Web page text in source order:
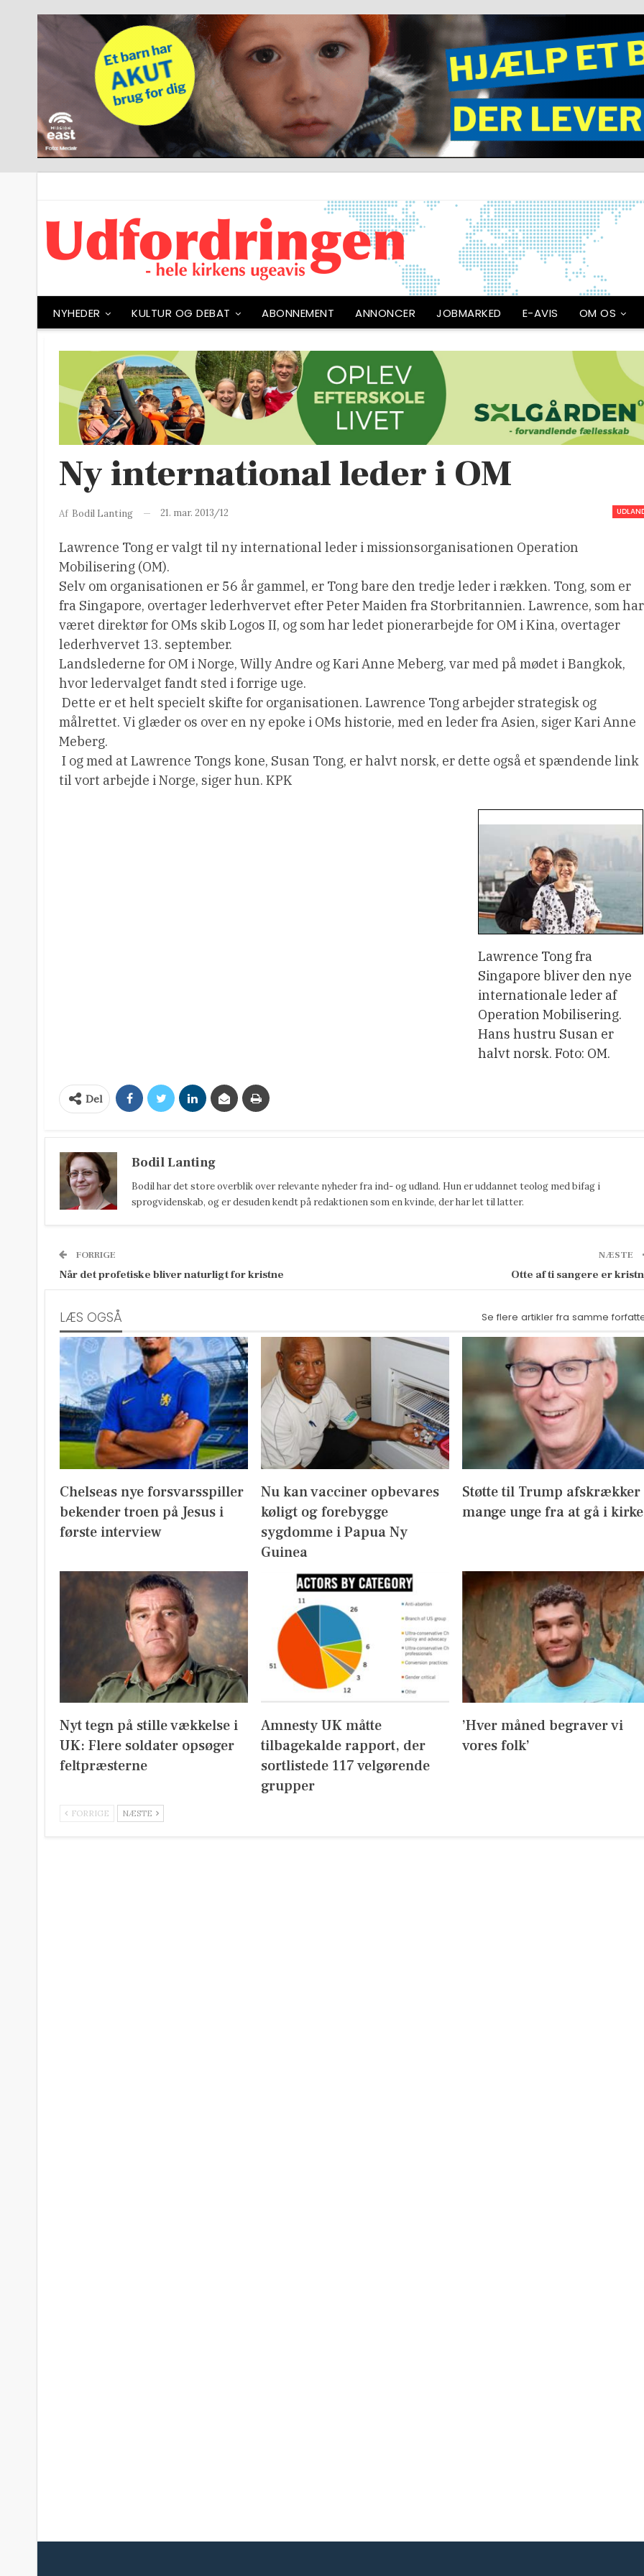
NYHEDER KULTUR OG DEBAT ABONNEMENT ANNONCER JOBMARKED E-AVIS OM OS
Ny international leder i OM
Af Bodil Lanting 21. mar. 2013/12
Lawrence Tong er valgt til ny international leder i missionsorganisationen Operation
Mobilisering (OM).
Selv om organisationen er 56 år gammel, er Tong bare den tredje leder i rækken. Tong, som er
fra Singapore, overtager lederhvervet efter Peter Maiden fra Storbritannien. Lawrence, som har
været direktør for OMs skib Logos II, og som har ledet pionerarbejde for OM i Kina, overtager
lederhvervet 13. september.
Landslederne for OM i Norge, Willy Andre og Kari Anne Meberg, var med på mødet i Bangkok,
hvor ledervalget fandt sted i forrige uge.
 Dette er et helt specielt skifte for organisationen. Lawrence Tong arbejder strategisk og
målrettet. Vi glæder os over en ny epoke i OMs historie, med en leder fra Asien, siger Kari Anne
Meberg.
 I og med at Lawrence Tongs kone, Susan Tong, er halvt norsk, er dette også et spændende link
til vort arbejde i Norge, siger hun. KPK
Lawrence Tong fra
Singapore bliver den nye
internationale leder af
Operation Mobilisering.
Hans hustru Susan er
halvt norsk. Foto: OM.
Del
Bodil Lanting
Bodil har det store overblik over relevante nyheder fra ind- og udland. Hun er uddannet teolog med bifag i
sprogvidenskab, og er desuden kendt på redaktionen som en kvinde, der har let til latter.
FORRIGE
Når det profetiske bliver naturligt for kristne
NÆSTE
Otte af ti sangere er
LÆS OGSÅ Se flere artikler fra samme
Chelseas nye forsvarsspiller
bekender troen på Jesus i
første interview
Nu kan vacciner opbevares
køligt og forebygge
sygdomme i Papua Ny
Guinea
Støtte til Trump afskrækker
mange unge fra at gå i kirke
Nyt tegn på stille vækkelse i
UK: Flere soldater opsøger
feltpræsterne
Amnesty UK måtte
tilbagekalde rapport, der
sortlistede 117 velgørende
grupper
’Hver måned begraver vi
vores folk’
FORRIGE NÆSTE